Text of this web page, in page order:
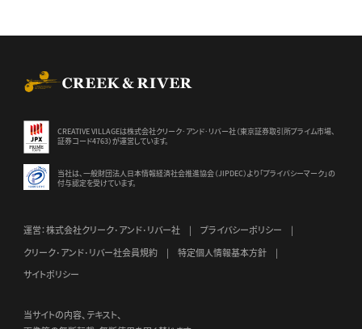
CREATIVE VILLAGEは株式会社クリーク･アンド･リバー社（東京証券取引所プライム市場、
証券コード4763）が運営しています。
当社は、一般財団法人日本情報経済社会推進協会（JIPDEC）より 「プライバシーマーク」の
付与認定を受けています。
運営：株式会社クリーク･アンド･リバー社
プライバシーポリシー
クリーク･アンド･リバー社会員規約
特定個人情報基本方針
サイトポリシー
当サイトの内容、テキスト、